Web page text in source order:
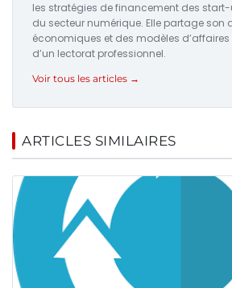
les stratégies de financement des
du secteur numérique. Elle partage son
économiques et des modèles
d’un lectorat professionnel.
Voir tous les articles →
ARTICLES SIMILAIRES